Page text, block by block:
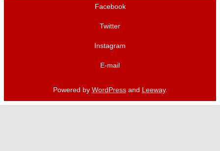
Facebook
Twitter
Instagram
E-mail
Powered by WordPressand Leeway.